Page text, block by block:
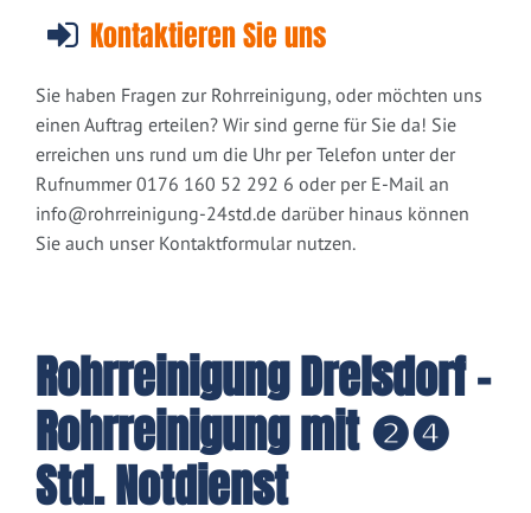
Kontaktieren Sie uns
Sie haben Fragen zur Rohrreinigung, oder möchten uns
einen Auftrag erteilen? Wir sind gerne für Sie da! Sie
erreichen uns rund um die Uhr per Telefon unter der
Rufnummer 0176 160 52 292 6 oder per E-Mail an
info@rohrreinigung-24std.de darüber hinaus können
Sie auch unser Kontaktformular nutzen.
Rohrreinigung Drelsdorf -
Rohrreinigung mit ❷❹
Std. Notdienst